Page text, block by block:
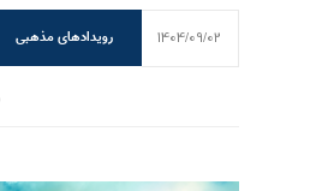
رویدادهای مذهبی 1404/09/02